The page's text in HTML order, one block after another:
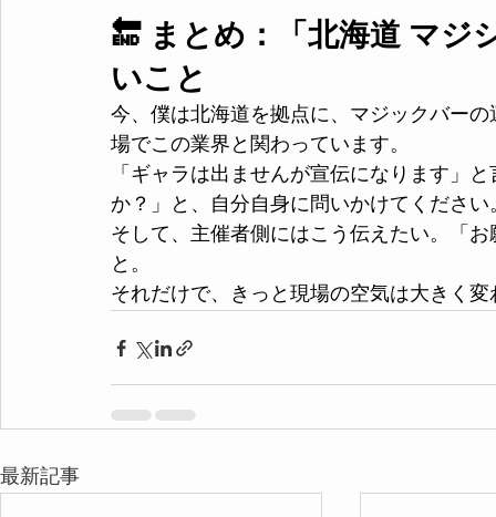
🔚 まとめ：「北海道 マジ
いこと
今、僕は北海道を拠点に、マジックバー
場でこの業界と関わっています。
「ギャラは出ませんが宣伝になります」
か？」と、自分自身に問いかけてください
そして、主催者側にはこう伝えたい。「
と。
それだけで、きっと現場の空気は大きく変
最新記事